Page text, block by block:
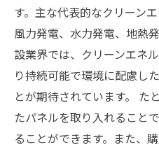
す。主な代表的なクリーン
風力発電、水力発電、地熱
設業界では、クリーンエネ
り持続可能で環境に配慮し
とが期待されています。 た
たパネルを取り入れること
ることができます。また、